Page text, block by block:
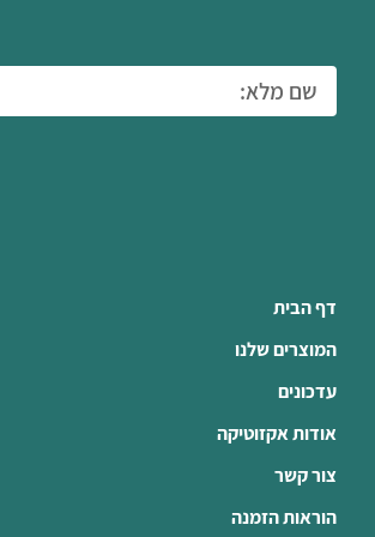
דף הבית
המוצרים שלנו
עדכונים
אודות אקזוטיקה
צור קשר
הוראות הזמנה